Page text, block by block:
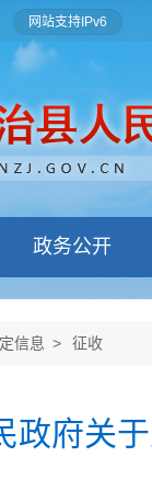
网站支持IPv6
政务公开
信息 > 征收
政府关